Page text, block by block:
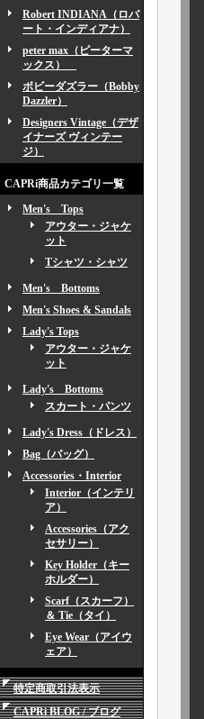
Robert INDIANA（ロバ
ート・インディアナ）
peter max（ピーターマ
ックス）
ボビーダズラー（Bobby
Dazzler）
Designers Vintage（デザ
イナーズ ヴィンテー
ジ）
CAPRi商品カテゴリ一覧
Men's Tops
アウター・ジャケ
ット
Tシャツ・シャツ
Men's Bottoms
Men's Shoes & Sandals
Lady's Tops
アウター・ジャケ
ット
Lady's Bottoms
スカート・パンツ
Lady's Dress（ドレス）
Bag（バッグ）
Accessories・Interior
Interior（インテリ
ア）
Accessories（アク
セサリー）
Key Holder（キー
ホルダー）
Scarf（スカーフ）
＆ Tie（タイ）
Eye Wear（アイウ
ェア）
特定商取引法表示
CAPRi BLOG / ブログ